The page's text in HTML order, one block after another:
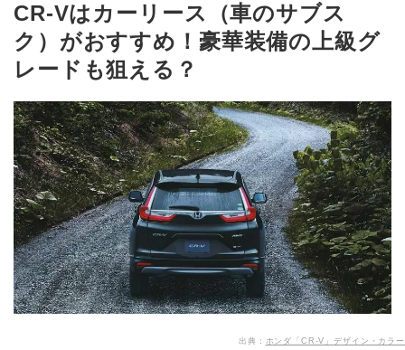
CR-Vはカーリース（車のサブス
ク）がおすすめ！豪華装備の上級グ
レードも狙える？
出典： ホンダ「CR-V」デザイン・カラー